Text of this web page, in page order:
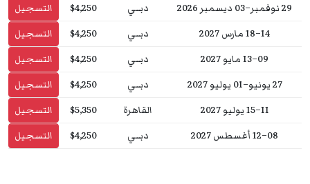
29 نوفمبر–03 ديسمبر 2026
دبــي $4,250
التسجيل
14–18 مارس 2027
دبــي $4,250
التسجيل
09–13 مايو 2027
دبــي $4,250
التسجيل
27 يونيو–01 يوليو 2027
دبــي $4,250
التسجيل
11–15 يوليو 2027
القاهرة $5,350
التسجيل
08–12 أغسطس 2027
دبــي $4,250 التسجيل